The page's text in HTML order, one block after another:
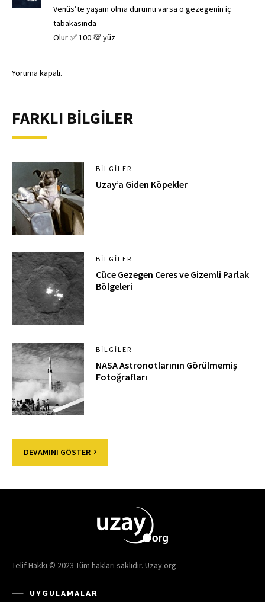
Venüs’te yaşam olma durumu varsa o gezegenin iç
tabakasında
Olur ✅ 100 💯 yüz
Yoruma kapalı.
FARKLI BİLGİLER
BILGILER
Uzay’a Giden Köpekler
BILGILER
Cüce Gezegen Ceres ve Gizemli Parlak
Bölgeleri
BILGILER
NASA Astronotlarının Görülmemiş
Fotoğrafları
DEVAMINI GÖSTER
Telif Hakkı © 2023 Tüm hakları saklıdır. Uzay.org
UYGULAMALAR